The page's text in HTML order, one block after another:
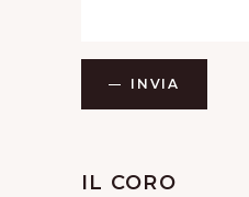
INVIA
IL CORO